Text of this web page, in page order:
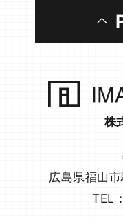
第２条（プライ
番号，クレジット
の個人情報をお尋
ーザーと提携先な
人情報を含む取引
含みます。以下，
収集することがあ
当社は，ユーザー
フトウエア，購入
株
広島県福山
TEL